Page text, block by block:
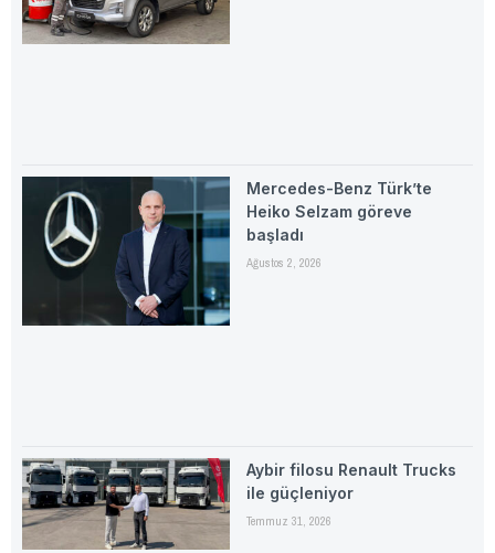
Mercedes-Benz Türk’te
Heiko Selzam göreve
başladı
Ağustos 2, 2026
Aybir filosu Renault Trucks
ile güçleniyor
Temmuz 31, 2026